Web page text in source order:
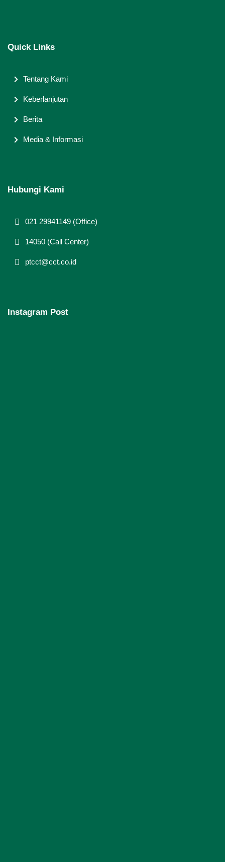
Quick Links
Tentang Kami
Keberlanjutan
Berita
Media & Informasi
Hubungi Kami
021 29941149 (Office)
14050 (Call Center)
ptcct@cct.co.id
Instagram Post